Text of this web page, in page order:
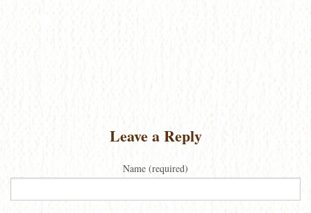
Leave a Reply
Name (required)